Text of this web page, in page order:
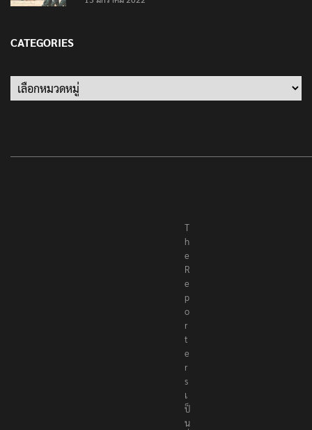
Categories
T
h
e
R
e
p
o
r
t
e
r
s
เ
ป็